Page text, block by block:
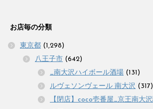
お店毎の分類
東京都 (1,298)
八王子市 (642)
_南大沢ハイボール酒場 (131)
ルヴェソンヴェール 南大沢 (317)
【閉店】coco壱番屋_京王南大